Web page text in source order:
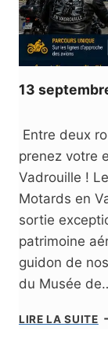
M
E
13
Entre deux
prenez votre
Vadrouille !
Motards en
sortie
patrimoine
guidon de
du Musée
LIRE LA SUITE1